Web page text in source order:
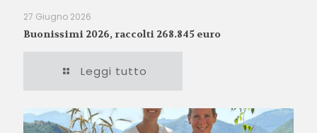
27 Giugno 2026
Buonissimi 2026, raccolti 268.845 euro
Leggi tutto